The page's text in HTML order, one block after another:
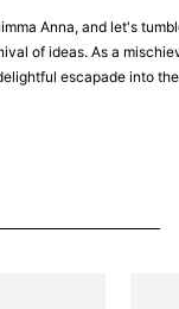
Anna, and let's
of ideas. As a
escapade into